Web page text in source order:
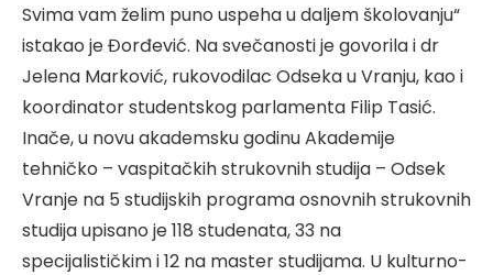
Svima vam želim puno uspeha u daljem školovanju“
istakao je Đorđević. Na svečanosti je govorila i dr
Jelena Marković, rukovodilac Odseka u Vranju, kao i
koordinator studentskog parlamenta Filip Tasić.
Inače, u novu akademsku godinu Akademije
tehničko – vaspitačkih strukovnih studija – Odsek
Vranje na 5 studijskih programa osnovnih strukovnih
studija upisano je 118 studenata, 33 na
specijalističkim i 12 na master studijama. U kulturno-